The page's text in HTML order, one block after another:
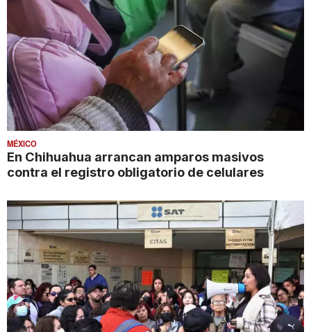
MÉXICO
En Chihuahua arrancan amparos masivos
contra el registro obligatorio de celulares